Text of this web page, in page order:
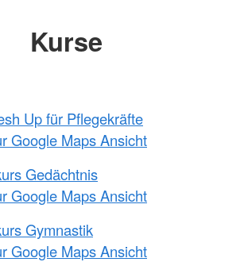
Kurse
Up für Pflegekräfte
Google Maps Ansicht
Gedächtnis
Google Maps Ansicht
Gymnastik
Google Maps Ansicht